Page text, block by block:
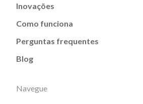
Inovações
Como funciona
Perguntas frequentes
Blog
Navegue